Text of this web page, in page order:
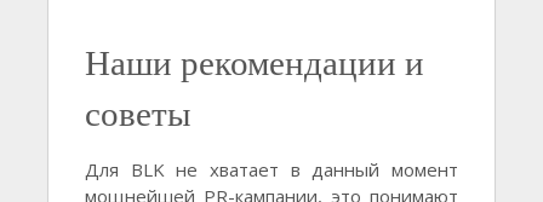
Наши рекомендации и
советы
Для BLK не хватает в данный момент
мощнейшей PR-кампании, это понимают